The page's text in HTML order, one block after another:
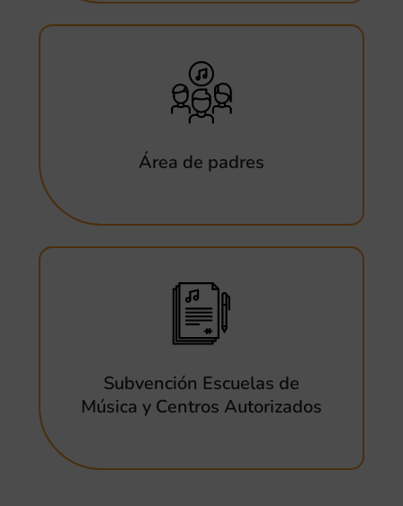
Área de padres
Subvención Escuelas de
Música y Centros Autorizados